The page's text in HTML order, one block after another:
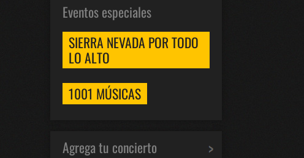
Eventos especiales
SIERRA NEVADA POR TODO
LO ALTO
1001 MÚSICAS
Agrega tu concierto